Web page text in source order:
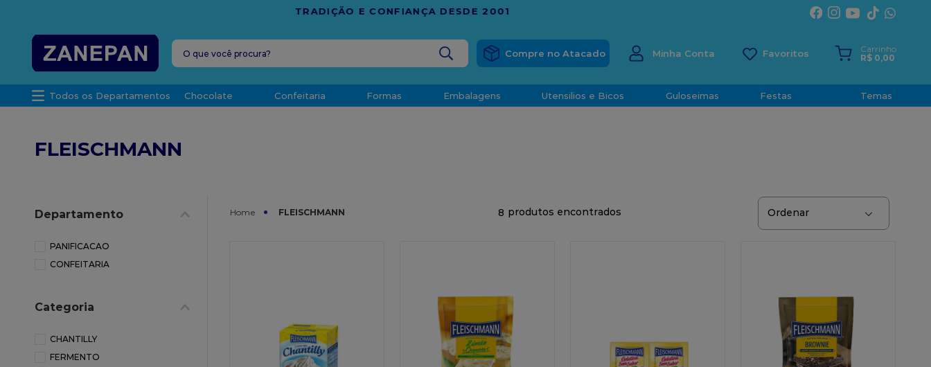
FRETE GRÁTISEM COMPRAS ACIMA DE R$ 1.000,00 PARA O ESPÍRITO SANTO
O que você procura?
Minha Conta
Carrinho
R$ 0,00
Todos os Departamentos Chocolate Confeitaria Formas Embalagens Utensilios e Bicos Guloseimas Festas Temas
FLEISCHMANN
Departamento
PANIFICACAO
CONFEITARIA
Categoria
CHANTILLY
FERMENTO
FLEISCHMANN 8
caixa